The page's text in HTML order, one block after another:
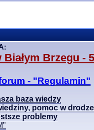
Brzegu -
- "Regulamin"
baza wiedzy
pomoc w drodze
problemy